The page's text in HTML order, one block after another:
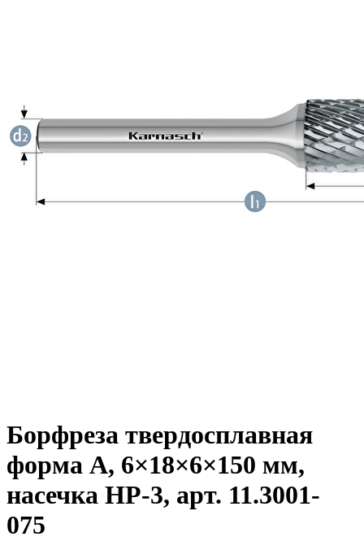
Борфреза твердосплавная
форма A, 6×18×6×150 мм,
насечка HP-3, арт. 11.3001-
075